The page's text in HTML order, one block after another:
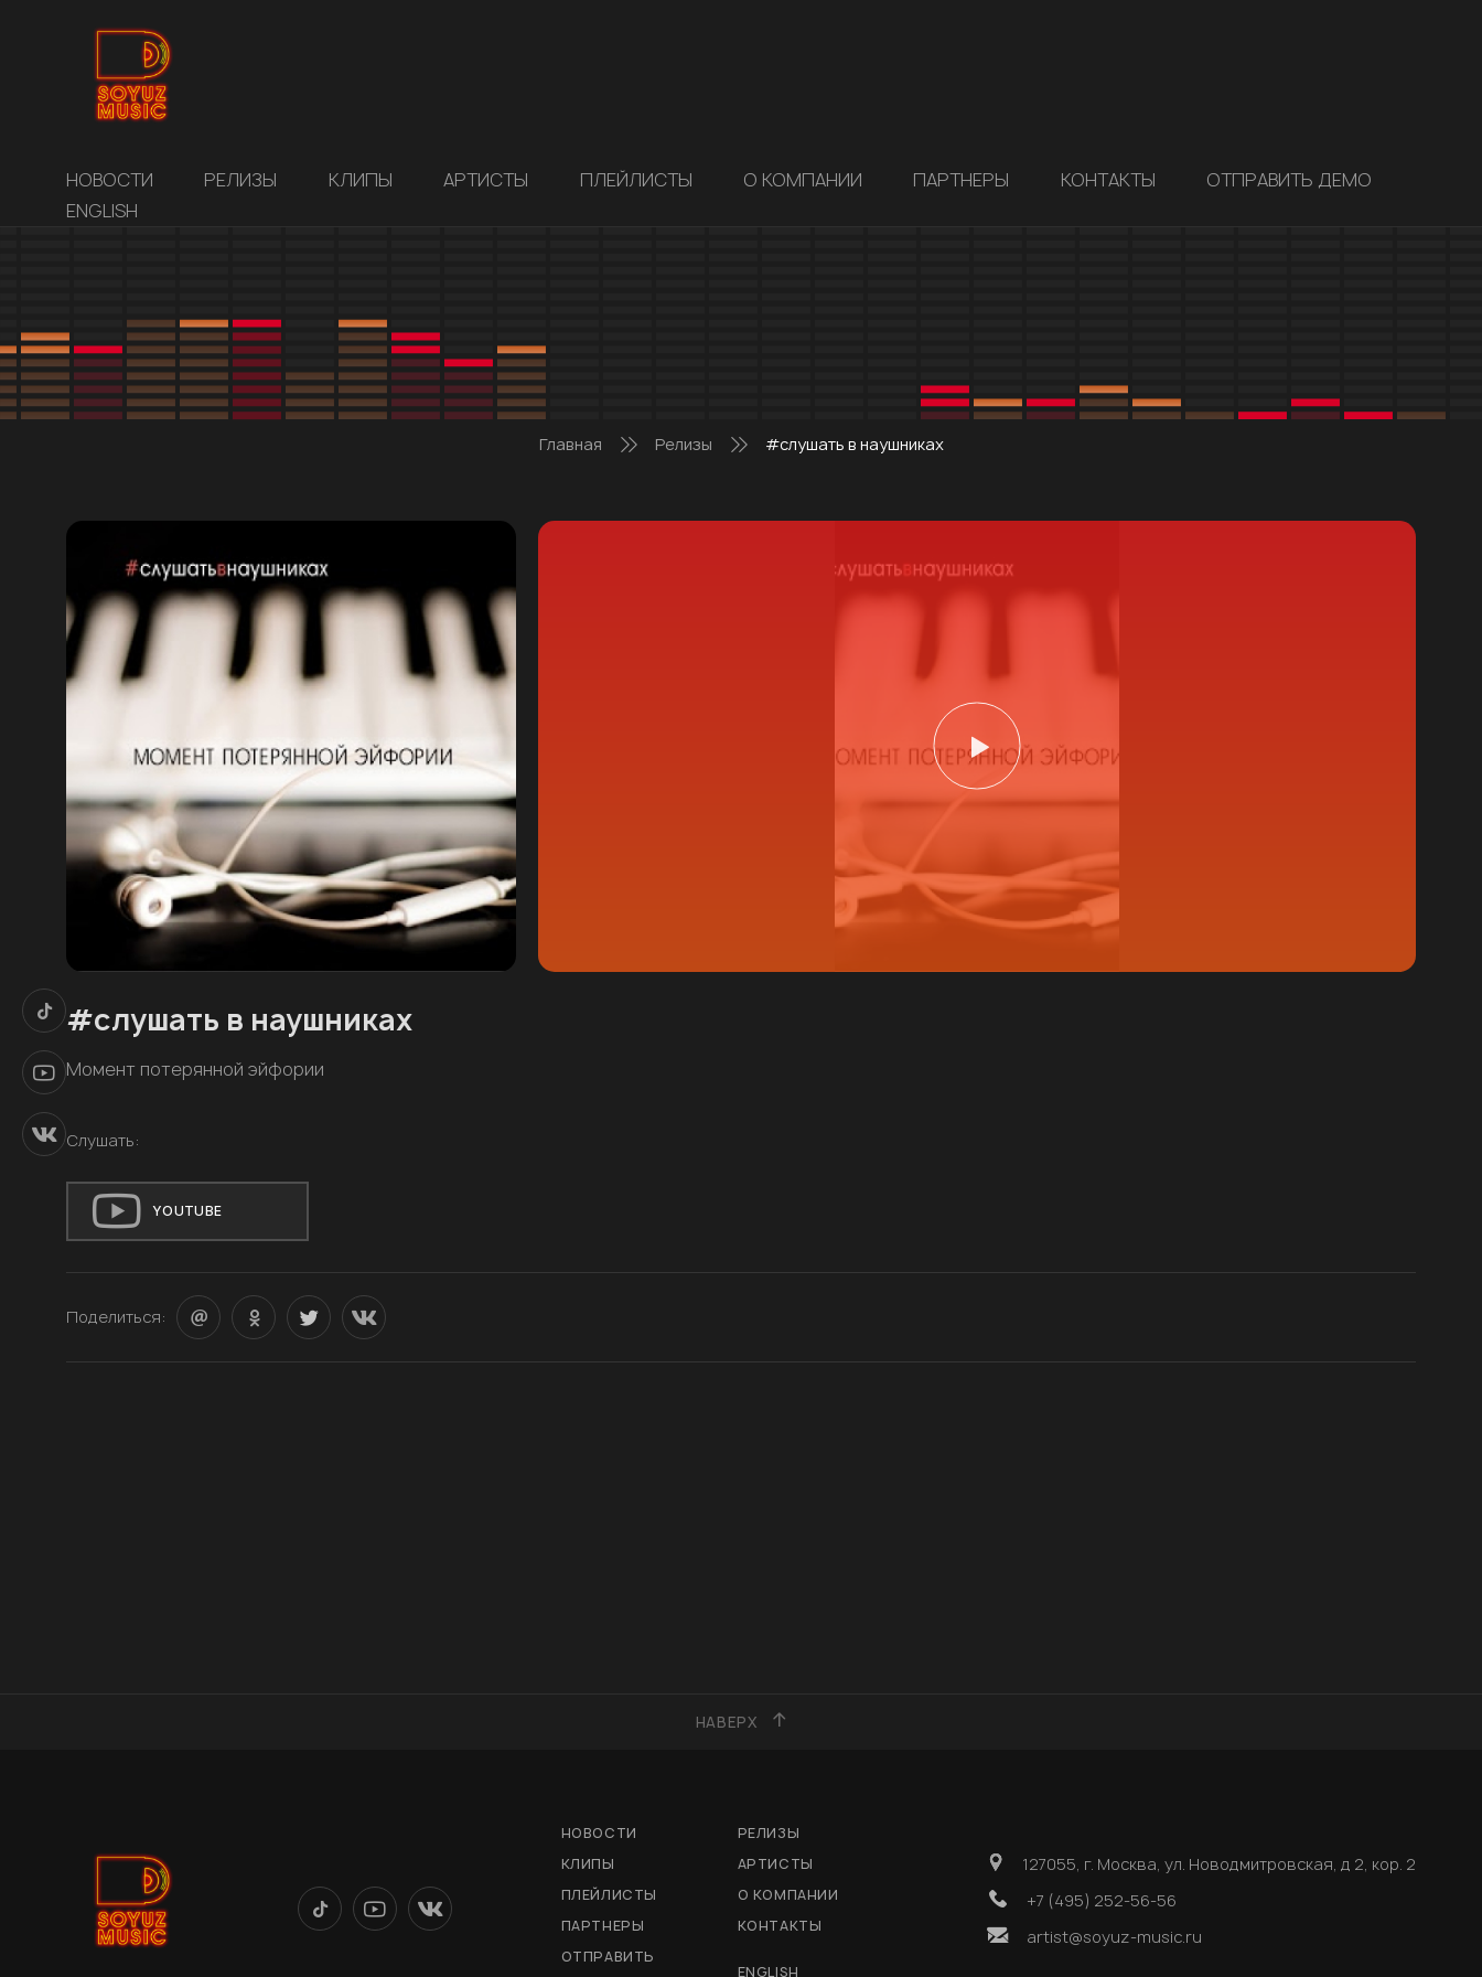
НОВОСТИ РЕЛИЗЫ КЛИПЫ АРТИСТЫ ПЛЕЙЛИСТЫ О КОМПАНИИ ПАРТНЕРЫ КОНТАКТЫ
ОТПРАВИТЬ ДЕМО
ENGLISH
Главная Релизы #слушать в наушниках
#слушать в наушниках
Момент потерянной эйфории
Слушать:
YOUTUBE
Поделиться:
НАВЕРХ
НОВОСТИ
РЕЛИЗЫ
КЛИПЫ
АРТИСТЫ
ПЛЕЙЛИСТЫ
О КОМПАНИИ
ПАРТНЕРЫ
КОНТАКТЫ
ОТПРАВИТЬ
ENGLISH
127055, г. Москва, ул. Новодмитровская, д 2, кор. 2
+7 (495) 252-56-56
artist@soyuz-music.ru